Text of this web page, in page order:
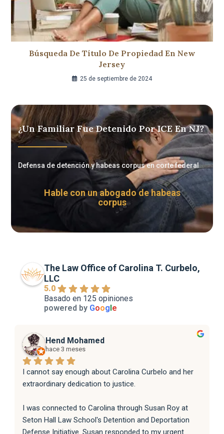
Búsqueda De Título De Propiedad En New
Jersey
25 de septiembre de 2024
¿Un Familiar Fue Detenido Por ICE En NJ?
Defensa de detención y habeas corpus en corte federal
Hable con un abogado de habeas
corpus
The Law Office of Carolina T. Curbelo,
LLC
5.0
Basado en 125 opiniones
powered by Google
Hend Mohamed
hace 3 meses
I cannot say enough about Carolina Curbelo and her
extraordinary dedication to justice.
I was connected to Carolina through Susan Roy at
Seton Hall Law School's Detention and Deportation
Defense Initiative. Susan responded to my urgent